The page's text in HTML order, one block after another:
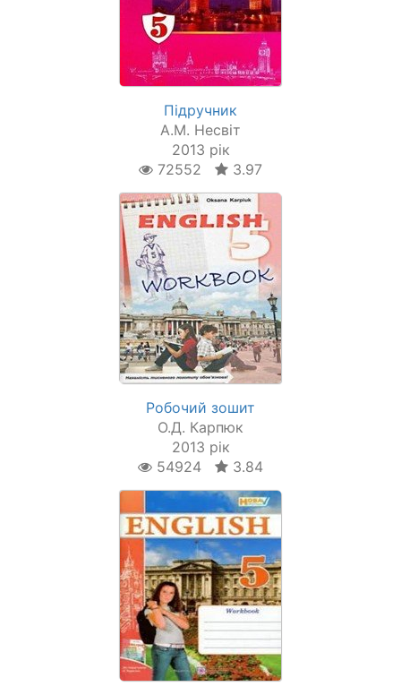
Підручник
А.М. Несвіт
2013 рік
72552
3.97
Робочий зошит
О.Д. Карпюк
2013 рік
54924
3.84